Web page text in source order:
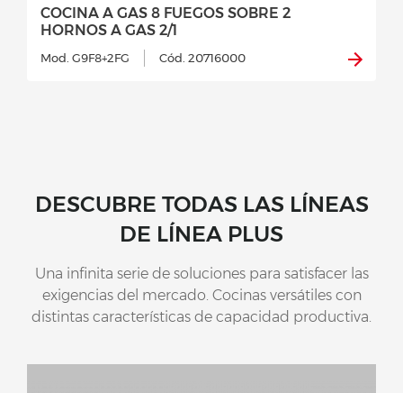
COCINA A GAS 8 FUEGOS SOBRE 2
HORNOS A GAS 2/1
Mod. G9F8+2FG Cód. 20716000
DESCUBRE TODAS LAS LÍNEAS
DE LÍNEA PLUS
Una infinita serie de soluciones para satisfacer las
exigencias del mercado. Cocinas versátiles con
distintas características de capacidad productiva.